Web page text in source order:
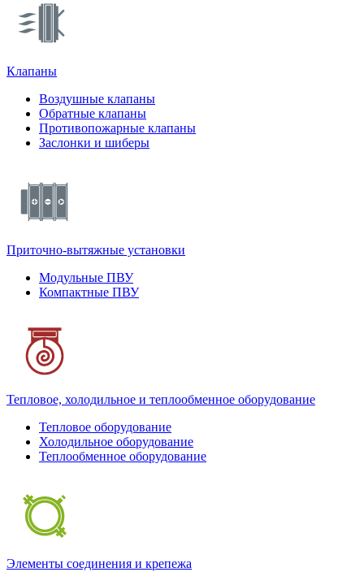
Клапаны
Воздушные клапаны
Обратные клапаны
Противопожарные клапаны
Заслонки и шиберы
Приточно-вытяжные установки
Модульные ПВУ
Компактные ПВУ
Тепловое, холодильное и теплообменное оборудование
Тепловое оборудование
Холодильное оборудование
Теплообменное оборудование
Элементы соединения и крепежа